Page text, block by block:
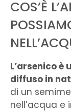
COS’È
L’arsenico è
diffuso in
di un
nell’acqua e